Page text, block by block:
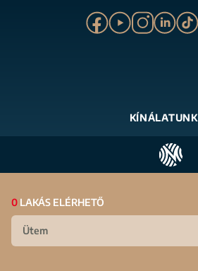
KÍNÁLATUNK
0 LAKÁS ELÉRHETŐ
Ütem